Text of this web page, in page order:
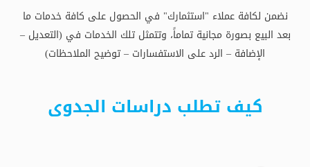
نضمن لكافة عملاء "استثمارك" في الحصول على كافة خدمات ما
بعد البيع بصورة مجانية تماماً، وتتمثل تلك الخدمات في (التعديل –
الإضافة – الرد على الاستفسارات – توضيح الملاحظات)
كيف تطلب دراسات الجدوى